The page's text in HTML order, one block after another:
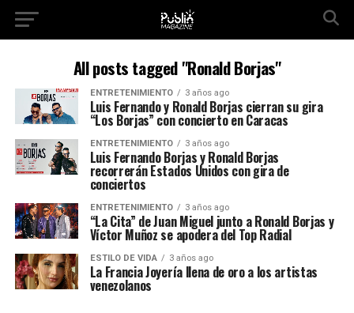
All posts tagged "Ronald Borjas"
ENTRETENIMIENTO 3 años ago
Luis Fernando y Ronald Borjas cierran su gira
“Los Borjas” con concierto en Caracas
ENTRETENIMIENTO 3 años ago
Luis Fernando Borjas y Ronald Borjas
recorrerán Estados Unidos con gira de
conciertos
ENTRETENIMIENTO 3 años ago
“La Cita” de Juan Miguel junto a Ronald Borjas y
Víctor Muñoz se apodera del Top Radial
ESTILO DE VIDA 3 años ago
La Francia Joyería llena de oro a los artistas
venezolanos